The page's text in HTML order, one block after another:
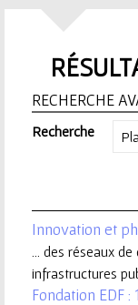
e
d
r
r
RECHERCHE
Recherche
Innovation et
... des réseaux
infrastructures
Fondation EDF